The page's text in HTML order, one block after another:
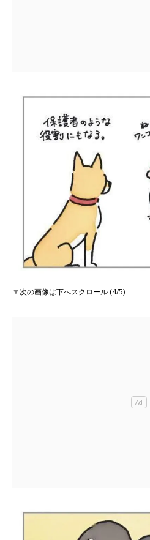
▼次の画像は下へスクロール (4/5)